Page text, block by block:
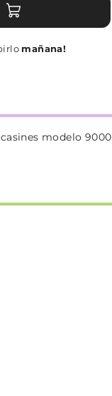
mañana!
modelo 9000